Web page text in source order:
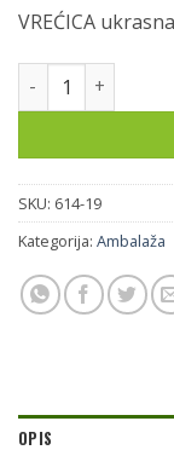
VREĆICA ukrasna
VREĆICA
SKU: 614-19
Kategorija: Ambalaža
OPIS